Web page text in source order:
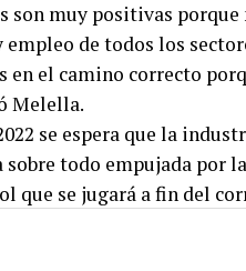
son muy positivas
empleo de todos los
en el camino correcto
Melella.
se espera que la
sobre todo empujada por
que se jugará a fin del